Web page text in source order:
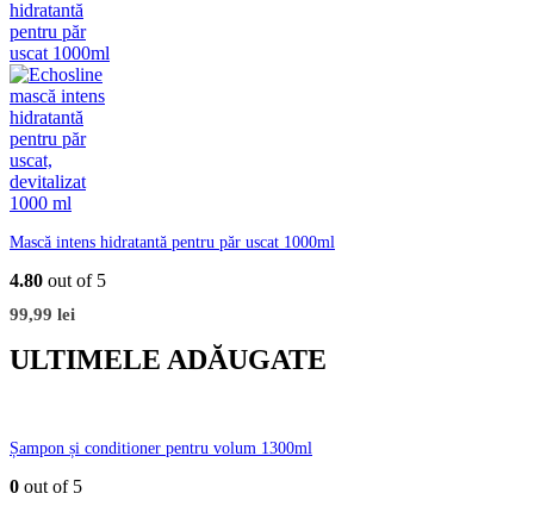
Mască intens hidratantă pentru păr uscat 1000ml
4.80 out of 5
99,99 lei
ULTIMELE ADĂUGATE
Șampon și conditioner pentru volum 1300ml
0 out of 5